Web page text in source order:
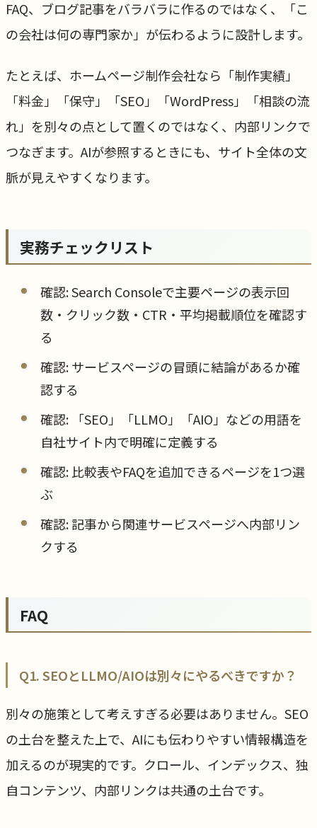
FAQ、ブログ記事をバラバラに作るのではなく、「こ
の会社は何の専門家か」が伝わるように設計します。
たとえば、ホームページ制作会社なら「制作実績」
「料金」「保守」「SEO」「WordPress」「相談の流
れ」を別々の点として置くのではなく、内部リンクで
つなぎます。AIが参照するときにも、サイト全体の文
脈が見えやすくなります。
実務チェックリスト
確認: Search Consoleで主要ページの表示回
数・クリック数・CTR・平均掲載順位を確認す
る
確認: サービスページの冒頭に結論があるか確
認する
確認: 「SEO」「LLMO」「AIO」などの用語を
自社サイト内で明確に定義する
確認: 比較表やFAQを追加できるページを1つ選
ぶ
確認: 記事から関連サービスページへ内部リン
クする
FAQ
Q1. SEOとLLMO/AIOは別々にやるべきですか？
別々の施策として考えすぎる必要はありません。SEO
の土台を整えた上で、AIにも伝わりやすい情報構造を
加えるのが現実的です。クロール、インデックス、独
自コンテンツ、内部リンクは共通の土台です。